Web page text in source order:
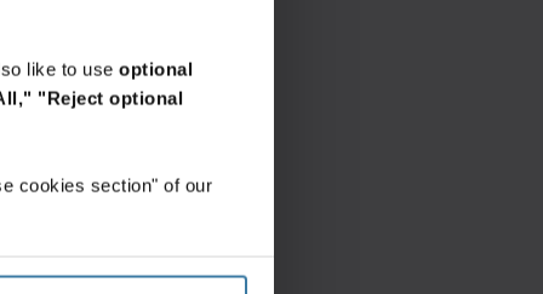
like to use optional
"Reject optional
cookies section" of our